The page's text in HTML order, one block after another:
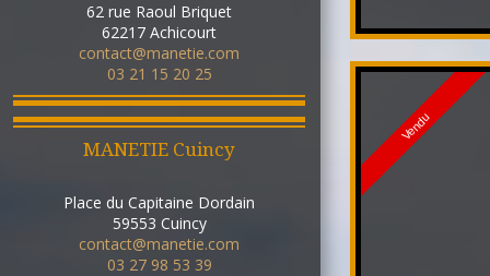
62 rue Raoul Briquet
62217 Achicourt
contact@manetie.com
03 21 15 20 25
MANETIE Cuincy
Place du Capitaine Dordain
59553 Cuincy
contact@manetie.com
03 27 98 53 39
Vendu